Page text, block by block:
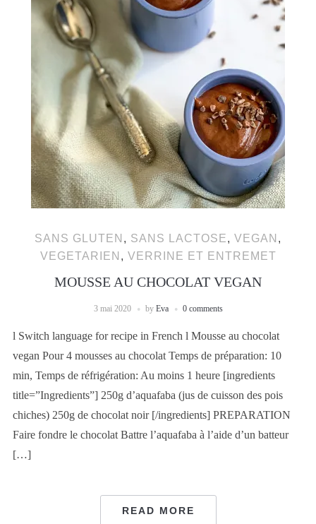
SANS GLUTEN , SANS LACTOSE, VEGAN ,
VEGETARIEN , VERRINE ET ENTREMET
MOUSSE AU CHOCOLAT VEGAN
3 mai 2020 by Eva 0 comments
l Switch language for recipe in French l Mousse au chocolat
vegan Pour 4 mousses au chocolat Temps de préparation: 10
min, Temps de réfrigération: Au moins 1 heure [ingredients
title=”Ingredients”] 250g d’aquafaba (jus de cuisson des pois
chiches) 250g de chocolat noir [/ingredients] PREPARATION
Faire fondre le chocolat Battre l’aquafaba à l’aide d’un batteur
[…]
READ MORE